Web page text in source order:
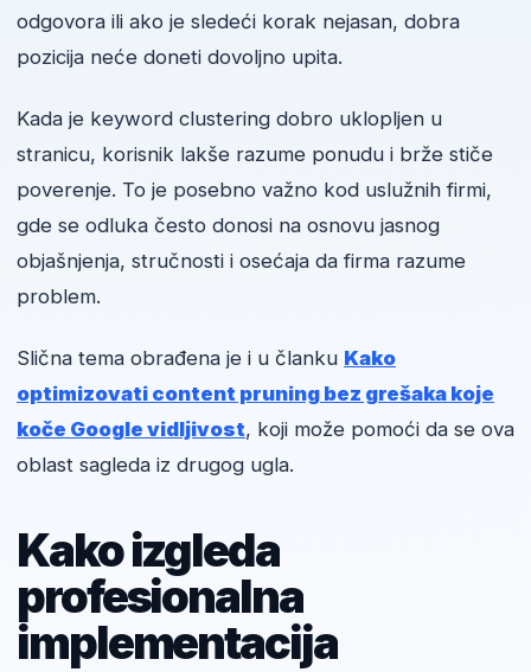
odgovora ili ako je sledeći korak nejasan, dobra
pozicija neće doneti dovoljno upita.
Kada je keyword clustering dobro uklopljen u
stranicu, korisnik lakše razume ponudu i brže stiče
poverenje. To je posebno važno kod uslužnih firmi,
gde se odluka često donosi na osnovu jasnog
objašnjenja, stručnosti i osećaja da firma razume
problem.
Slična tema obrađena je i u članku Kako
optimizovati content pruning bez grešaka koje
koče Google vidljivost, koji može pomoći da se ova
oblast sagleda iz drugog ugla.
Kako izgleda
profesionalna
implementacija